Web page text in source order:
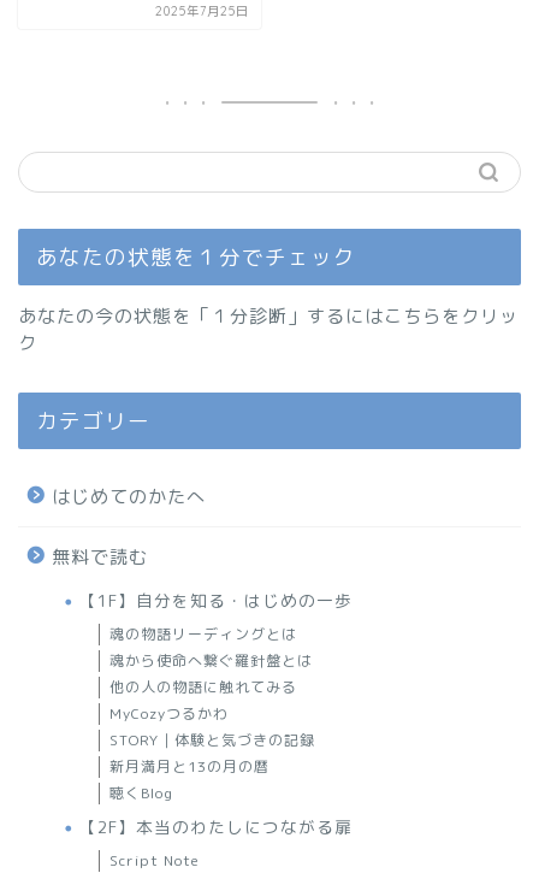
2025年7月25日
あなたの状態を１分でチェック
あなたの今の状態を「１分診断」するにはこちらをクリッ
ク
カテゴリー
はじめてのかたへ
無料で読む
【1F】自分を知る・はじめの一歩
魂の物語リーディングとは
魂から使命へ繋ぐ羅針盤とは
他の人の物語に触れてみる
MyCozyつるかわ
STORY｜体験と気づきの記録
新月満月と13の月の暦
聴くBlog
【2F】本当のわたしにつながる扉
Script Note